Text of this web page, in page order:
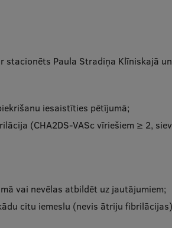
stacionēts Paula Stradiņa Klīniskajā
iesaistīties pētījumā;
(CHA2DS-VASc vīriešiem ≥ 2,
vai nevēlas atbildēt uz jautājumiem;
citu iemeslu (nevis ātriju